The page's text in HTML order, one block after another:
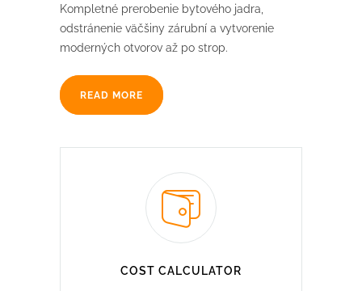
Kompletné prerobenie bytového jadra,
odstránenie väčšiny zárubní a vytvorenie
moderných otvorov až po strop.
READ MORE
COST CALCULATOR